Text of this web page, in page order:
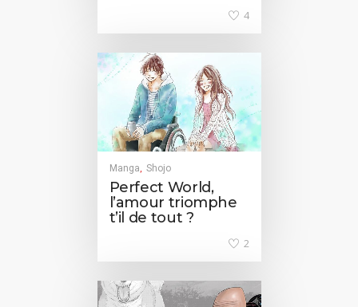
4
Manga, Shojo
Perfect World,
l’amour triomphe
t’il de tout ?
2